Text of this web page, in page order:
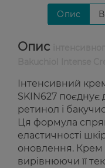
Опис
Опис
Інтенсивний
SKIN627 поєднує
ретинол і
Ця формула
еластичності
оновлення. Крем
вирівнюючи її